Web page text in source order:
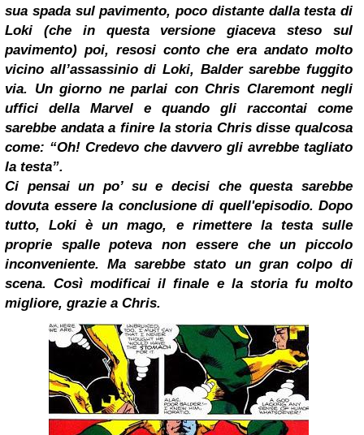
sua spada sul pavimento, poco distante dalla testa di
Loki (che in questa versione giaceva steso sul
pavimento) poi, resosi conto che era andato molto
vicino all’assassinio di Loki, Balder sarebbe fuggito
via. Un giorno ne parlai con Chris Claremontnegli
uffici della Marvel e quando gli raccontai come
sarebbe andata a finire la storia Chris disse qualcosa
come: “Oh! Credevo che davvero gli avrebbe tagliato
la testa”.
Ci pensai un po’ su e decisi che questa sarebbe
dovuta essere la conclusione di quell'episodio. Dopo
tutto, Loki è un mago, e rimettere la testa sulle
proprie spalle poteva non essere che un piccolo
inconveniente. Ma sarebbe stato un gran colpo di
scena. Così modificai il finale e la storia fu molto
migliore, grazie a Chris.